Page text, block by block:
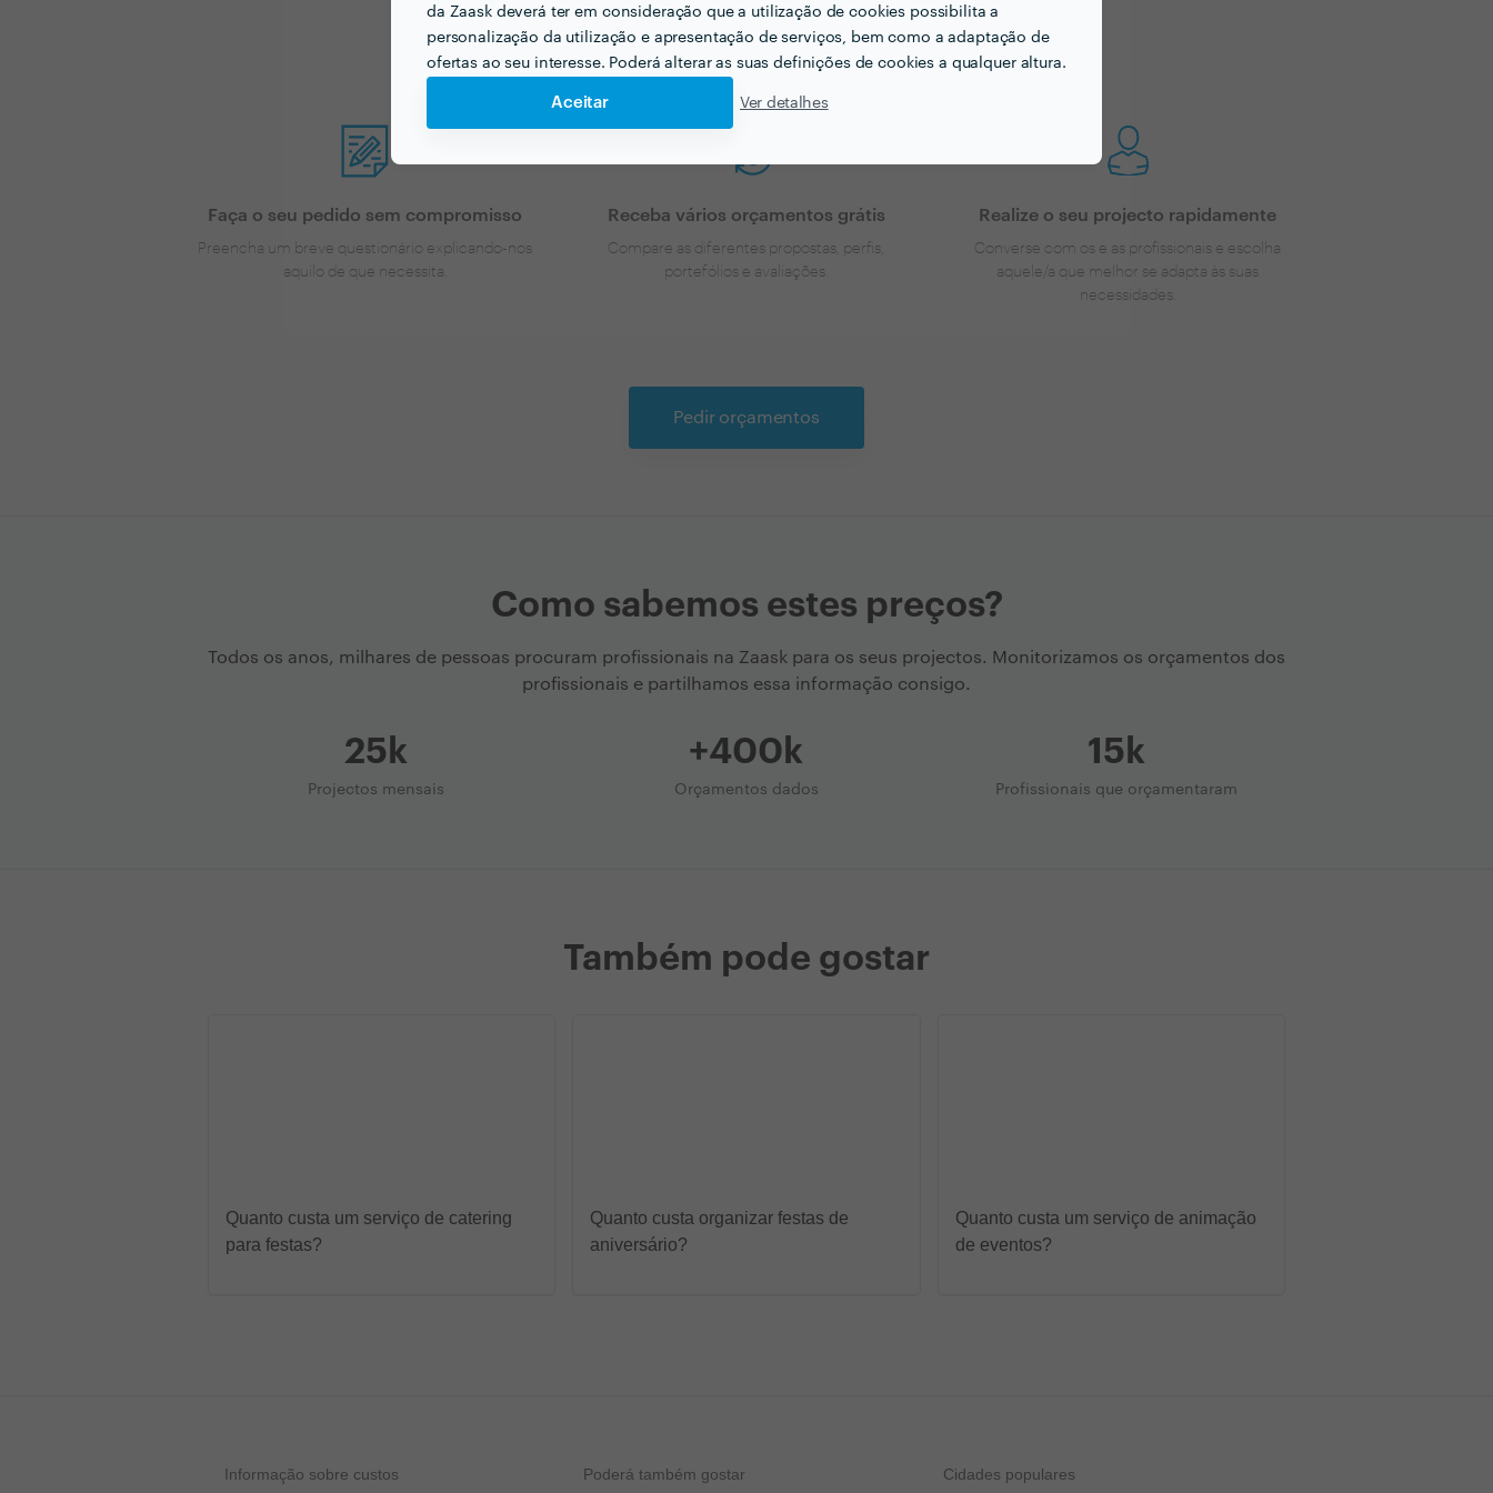
da Zaask deverá ter em consideração que a utilização de cookies possibilita a
personalização da utilização e apresentação de serviços, bem como a adaptação de
ofertas ao seu interesse. Poderá alterar as suas definições de cookies a qualquer altura.
Aceitar Ver detalhes
Faça o seu pedido sem compromisso
Preencha um breve questionário explicando-nos
aquilo de que necessita.
Receba vários orçamentos grátis
Compare as diferentes propostas, perfis,
portefólios e avaliações.
Realize o seu projecto rapidamente
Converse com os e as profissionais e escolha
aquele/a que melhor se adapta às suas
necessidades.
Pedir orçamentos
Como sabemos estes preços?
Todos os anos, milhares de pessoas procuram profissionais na Zaask para os seus projectos. Monitorizamos os orçamentos dos
profissionais e partilhamos essa informação consigo.
25k
Projectos mensais
+400k
Orçamentos dados
15k
Profissionais que orçamentaram
Também pode gostar
Quanto custa um serviço de catering
para festas?
Quanto custa organizar festas de
aniversário?
Quanto custa um serviço de animação
de eventos?
Informação sobre custos Poderá também gostar Cidades populares